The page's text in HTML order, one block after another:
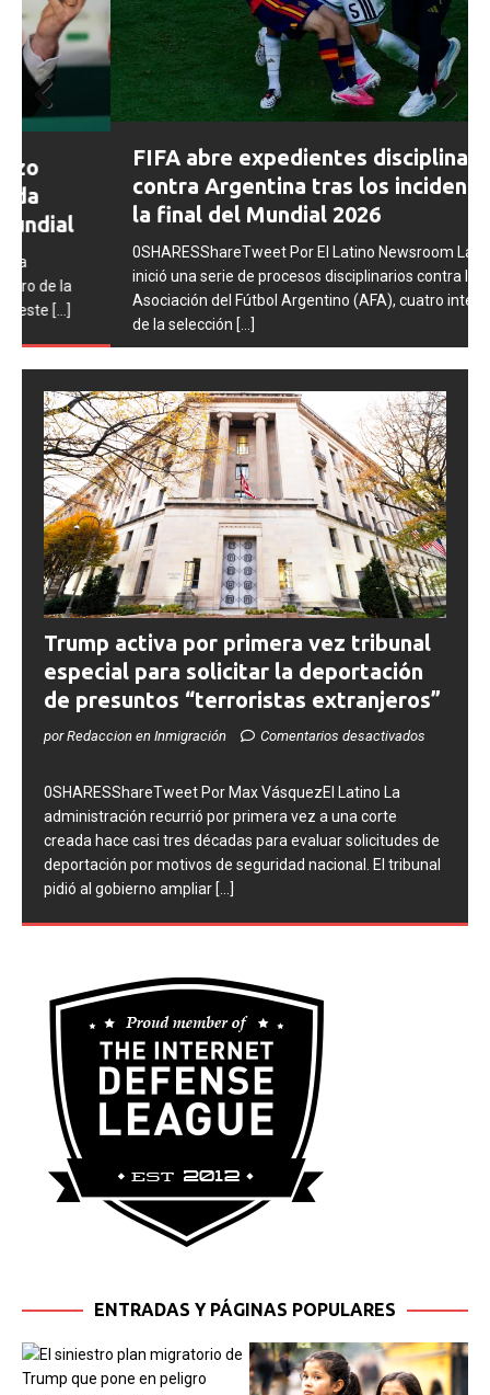
FIFA abre expedientes disciplinarios
contra Argentina tras los incidentes en
la final del Mundial 2026
0SHARESShareTweet Por El Latino Newsroom La FIFA
inició una serie de procesos disciplinarios contra la
Asociación del Fútbol Argentino (AFA), cuatro integrantes
de la selección[...]
Prev
Trump activa por primera vez tribunal
especial para solicitar la deportación
de presuntos “terroristas extranjeros”
0SHARESShareTweet Por Max VásquezEl Latino La
administración recurrió por primera vez a una corte
creada hace casi tres décadas para evaluar solicitudes de
deportación por motivos de seguridad nacional. El tribunal
pidió al gobierno ampliar [...]